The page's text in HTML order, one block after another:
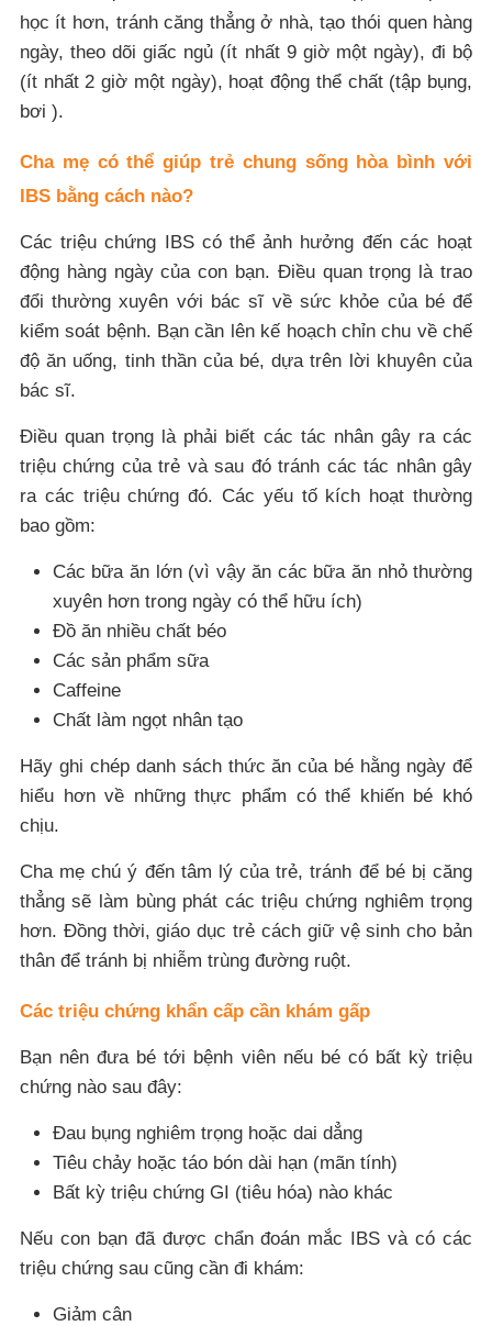
học ít hơn, tránh căng thẳng ở nhà, tạo thói quen hàng
ngày, theo dõi giấc ngủ (ít nhất 9 giờ một ngày), đi bộ
(ít nhất 2 giờ một ngày), hoạt động thể chất (tập bụng,
bơi ).
Cha mẹ có thể giúp trẻ chung sống hòa bình với
IBS bằng cách nào?
Các triệu chứng IBS có thể ảnh hưởng đến các hoạt
động hàng ngày của con bạn. Điều quan trọng là trao
đổi thường xuyên với bác sĩ về sức khỏe của bé để
kiểm soát bệnh. Bạn cần lên kế hoạch chỉn chu về chế
độ ăn uống, tinh thần của bé, dựa trên lời khuyên của
bác sĩ.
Điều quan trọng là phải biết các tác nhân gây ra các
triệu chứng của trẻ và sau đó tránh các tác nhân gây
ra các triệu chứng đó. Các yếu tố kích hoạt thường
bao gồm:
Các bữa ăn lớn (vì vậy ăn các bữa ăn nhỏ thường
xuyên hơn trong ngày có thể hữu ích)
Đồ ăn nhiều chất béo
Các sản phẩm sữa
Caffeine
Chất làm ngọt nhân tạo
Hãy ghi chép danh sách thức ăn của bé hằng ngày để
hiểu hơn về những thực phẩm có thể khiến bé khó
chịu.
Cha mẹ chú ý đến tâm lý của trẻ, tránh để bé bị căng
thẳng sẽ làm bùng phát các triệu chứng nghiêm trọng
hơn. Đồng thời, giáo dục trẻ cách giữ vệ sinh cho bản
thân để tránh bị nhiễm trùng đường ruột.
Các triệu chứng khẩn cấp cần khám gấp
Bạn nên đưa bé tới bệnh viên nếu bé có bất kỳ triệu
chứng nào sau đây:
Đau bụng nghiêm trọng hoặc dai dẳng
Tiêu chảy hoặc táo bón dài hạn (mãn tính)
Bất kỳ triệu chứng GI (tiêu hóa) nào khác
Nếu con bạn đã được chẩn đoán mắc IBS và có các
triệu chứng sau cũng cần đi khám:
Giảm cân